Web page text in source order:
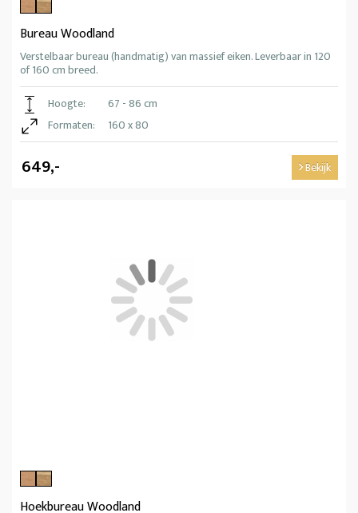
Bureau Woodland
Verstelbaar bureau (handmatig) van massief eiken. Leverbaar in 120
of 160 cm breed.
Hoogte:
67 - 86 cm
Formaten:
160 x 80
649,- Bekijk
Hoekbureau Woodland